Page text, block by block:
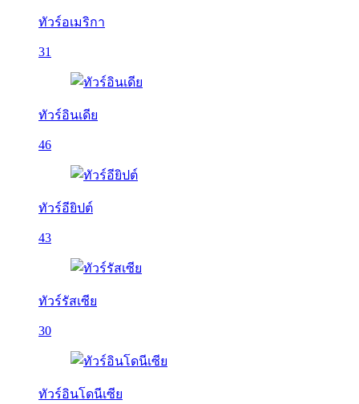
ทัวร์อเมริกา
31
ทัวร์อินเดีย
46
ทัวร์อียิปต์
43
ทัวร์รัสเซีย
30
ทัวร์อินโดนีเซีย